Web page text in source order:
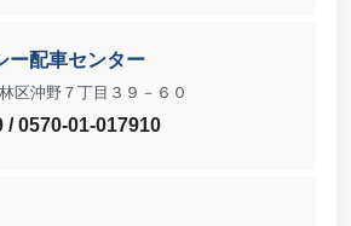
ー配車センター
区沖野７丁目３９－６０
/ 0570-01-017910